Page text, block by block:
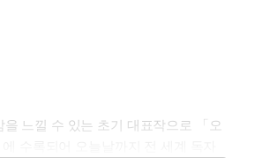
느낄 수 있는 초기 대표작으로 「오